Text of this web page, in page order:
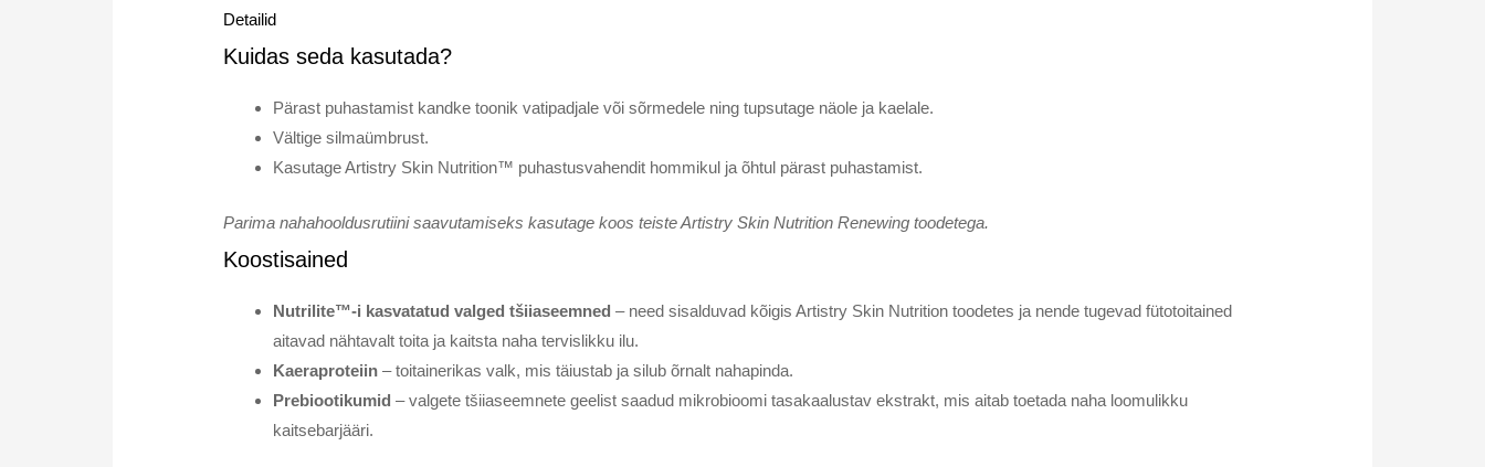
Detailid
Kuidas seda kasutada?
Pärast puhastamist kandke toonik vatipadjale või sõrmedele ning tupsutage näole ja kaelale.
Vältige silmaümbrust.
Kasutage Artistry Skin Nutrition™ puhastusvahendit hommikul ja õhtul pärast puhastamist.
Parima nahahooldusrutiini saavutamiseks kasutage koos teiste Artistry Skin Nutrition Renewing toodetega.
Koostisained
Nutrilite™-i kasvatatud valged tšiiaseemned– need sisalduvad kõigis Artistry Skin Nutrition toodetes ja nende tugevad fütotoitained
aitavad nähtavalt toita ja kaitsta naha tervislikku ilu.
Kaeraproteiin – toitainerikas valk, mis täiustab ja silub õrnalt nahapinda.
Prebiootikumid – valgete tšiiaseemnete geelist saadud mikrobioomi tasakaalustav ekstrakt, mis aitab toetada naha loomulikku
kaitsebarjääri.